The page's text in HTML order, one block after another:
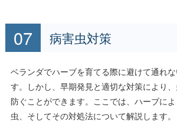
病害虫対策
ベランダでハーブを育てる際に避けて通れ
す。しかし、早期発見と適切な対策により
防ぐことができます。ここでは、ハーブに
虫、そしてその対処法について解説します。